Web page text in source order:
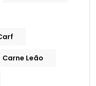
Carne Leão